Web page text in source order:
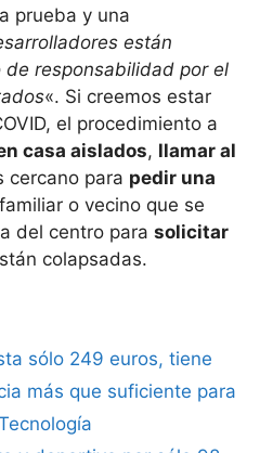
prueba y una
están
responsabilidad por el
«. Si creemos estar
el procedimiento a
casa aislados, llamar al
cercano para pedir una
o vecino que se
del centro para solicitar
colapsadas.
sólo 249 euros, tiene
más que suficiente para